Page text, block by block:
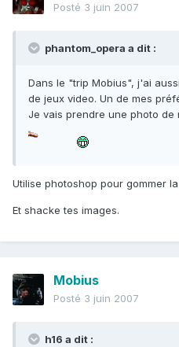
Posté 3 juin 2007
phantom_opera a dit :
Dans le "trip Mobius", j'ai
de jeux video. Un de mes
Je vais prendre une photo de
Utilise photoshop pour gommer
Et shacke tes images.
Mobius
Posté 3 juin 2007
h16 a dit :